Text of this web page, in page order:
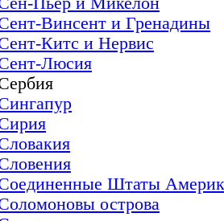
Винсент и Гренадины
Китс и Нервис
Люсия
Соединенные Штаты
острова